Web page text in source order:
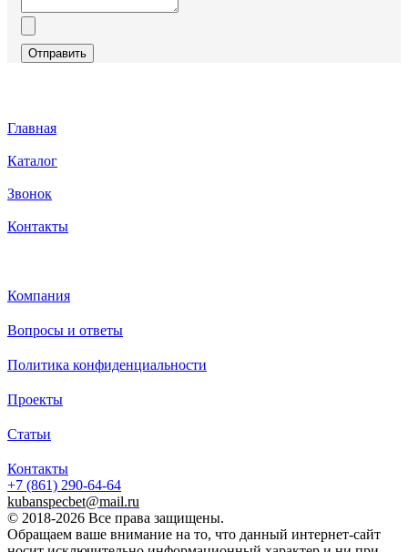
Решетка стальная сварная DN500 (Класс нагрузки
Сварная стальная решетка DN500
предназначенное для перекрытия лотков с шириной
Благодаря усиленному каркасу и большой площади
нагрузками на дорожное полотно.
Технические характеристики:
Материал рамы:Стальной горячекатаный уголок 50х50 мм.
фиксацию в бетонном лотке и защиту кромок канала от сколов.
Материал заполнения:Профильная труба 25х25х2 мм.
Отправить
Главная
Каталог
Звонок
Контакты
Компания
Вопросы и ответы
Политика конфиденциальности
Проекты
Статьи
Контакты
+7 (861) 290-64-64
kubanspecbet@mail.ru
© 2018-2026 Все права защищены.
Обращаем ваше внимание на то, что данный интернет-сайт